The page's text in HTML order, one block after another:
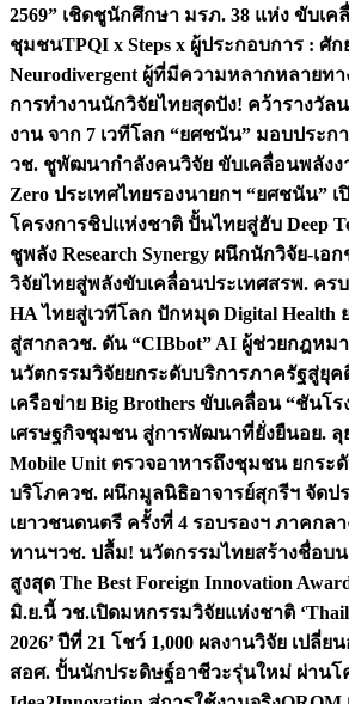
2569” เชิดชูนักศึกษา มรภ. 38 แห่ง ขับเ
ชุมชนTPQI x Steps x ผู้ประกอบการ : ศั
Neurodivergent ผู้ที่มีความหลากหลายท
การทำงานนักวิจัยไทยสุดปัง! คว้ารางวัล
งาน จาก 7 เวทีโลก “ยศชนัน” มอบประก
วช. ชูพัฒนากำลังคนวิจัย ขับเคลื่อนพลังง
Zero ประเทศไทยรองนายกฯ “ยศชนัน” เ
โครงการชิปแห่งชาติ ปั้นไทยสู่ฮับ Deep
ชูพลัง Research Synergy ผนึกนักวิจัย-เ
วิจัยไทยสู่พลังขับเคลื่อนประเทศสรพ. คร
HA ไทยสู่เวทีโลก ปักหมุด Digital Health
สู่สากลวช. ดัน “CIBbot” AI ผู้ช่วยกฎหม
นวัตกรรมวิจัยยกระดับบริการภาครัฐสู่ยุค
เครือข่าย Big Brothers ขับเคลื่อน “ชันโร
เศรษฐกิจชุมชน สู่การพัฒนาที่ยั่งยืนอย. ลุ
Mobile Unit ตรวจอาหารถึงชุมชน ยกระ
บริโภควช. ผนึกมูลนิธิอาจารย์สุกรีฯ จัดป
เยาวชนดนตรี ครั้งที่ 4 รอบรองฯ ภาคกล
ทานฯวช. ปลื้ม! นวัตกรรมไทยสร้างชื่อบน
สูงสุด The Best Foreign Innovation
มิ.ย.นี้ วช.เปิดมหกรรมวิจัยแห่งชาติ
2026’ ปีที่ 21 โชว์ 1,000 ผลงานวิจัย เปลี่
สอศ. ปั้นนักประดิษฐ์อาชีวะรุ่นใหม่ ผ่านโ